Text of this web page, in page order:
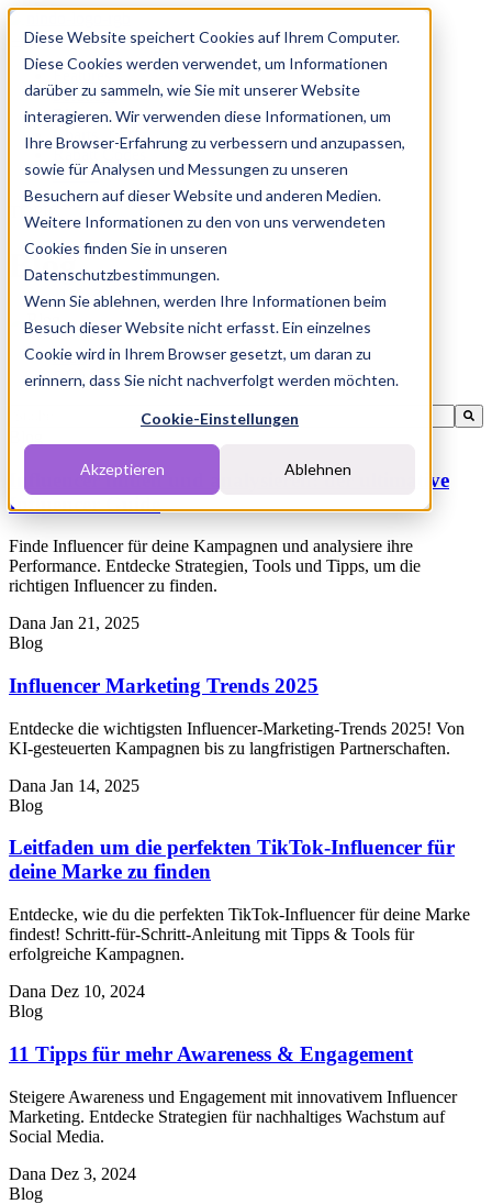
Diese Website speichert Cookies auf Ihrem Computer.
Diese Cookies werden verwendet, um Informationen
darüber zu sammeln, wie Sie mit unserer Website
interagieren. Wir verwenden diese Informationen, um
Ihre Browser-Erfahrung zu verbessern und anzupassen,
sowie für Analysen und Messungen zu unseren
Besuchern auf dieser Website und anderen Medien.
Weitere Informationen zu den von uns verwendeten
Cookies finden Sie in unseren
Datenschutzbestimmungen.
Wenn Sie ablehnen, werden Ihre Informationen beim
Besuch dieser Website nicht erfasst. Ein einzelnes
Cookie wird in Ihrem Browser gesetzt, um daran zu
erinnern, dass Sie nicht nachverfolgt werden möchten.
Cookie-Einstellungen
Akzeptieren Ablehnen
Features
Solutions
Blog
Charts
Rabatt Codes
Pakete
Blog
ALL
Blog
Dies ist ein Suchfeld mit einer automatischen Vorschlagsfunktion.
Es gibt keine Vorschläge, da das Suchfeld leer ist.
Influencer finden und analysieren: der ultimative
Influencer Guide
Finde Influencer für deine Kampagnen und analysiere ihre
Performance. Entdecke Strategien, Tools und Tipps, um die
richtigen Influencer zu finden.
Dana Jan 21, 2025
Blog
Influencer Marketing Trends 2025
Entdecke die wichtigsten Influencer-Marketing-Trends 2025! Von
KI-gesteuerten Kampagnen bis zu langfristigen Partnerschaften.
Dana Jan 14, 2025
Blog
Leitfaden um die perfekten TikTok-Influencer für
deine Marke zu finden
Entdecke, wie du die perfekten TikTok-Influencer für deine Marke
findest! Schritt-für-Schritt-Anleitung mit Tipps & Tools für
erfolgreiche Kampagnen.
Dana Dez 10, 2024
Blog
11 Tipps für mehr Awareness & Engagement
Steigere Awareness und Engagement mit innovativem Influencer
Marketing. Entdecke Strategien für nachhaltiges Wachstum auf
Social Media.
Dana Dez 3, 2024
Blog